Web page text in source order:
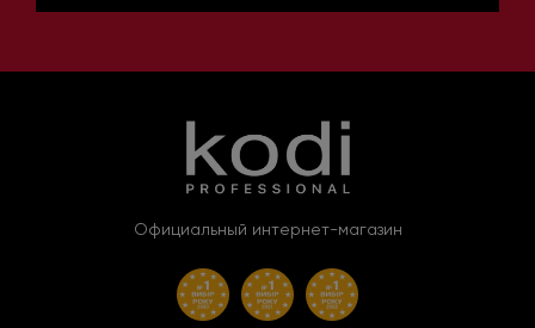
Официальный интернет-магазин